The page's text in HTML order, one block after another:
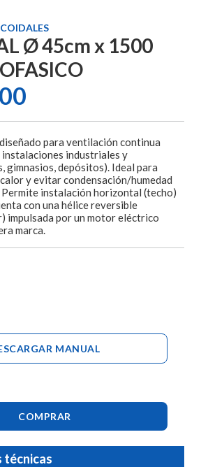
Ø 45cm x 1500
para ventilación continua
industriales y
gimnasios, depósitos). Ideal para
y evitar condensación/humedad
Permite instalación horizontal (techo)
con una hélice reversible
impulsada por un motor eléctrico
marca.
MANUAL
COMPRAR
técnicas